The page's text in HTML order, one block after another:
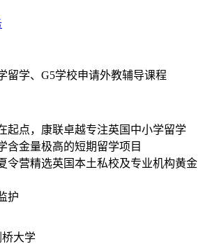
留学、G5学校申请外教辅导课程
起点，康联卓越专注英国中小学留学
含金量极高的短期留学项目
令营精选英国本土私校及专业机构黄金
护
桥大学